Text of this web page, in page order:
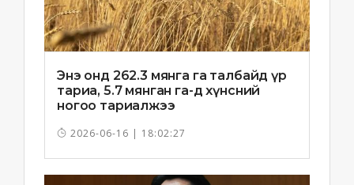
Энэ онд 262.3 мянга га талбайд үр
тариа, 5.7 мянган га-д хүнсний
ногоо тариалжээ
2026-06-16 | 18:02:27